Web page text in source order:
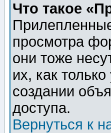
Что такое
просмотра
они тоже
их, как
создании
доступа.
Вернуться к